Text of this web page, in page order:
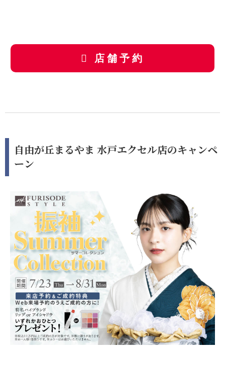
店舗予約
自由が丘まるやま 水戸エクセル店のキャンペ
ーン